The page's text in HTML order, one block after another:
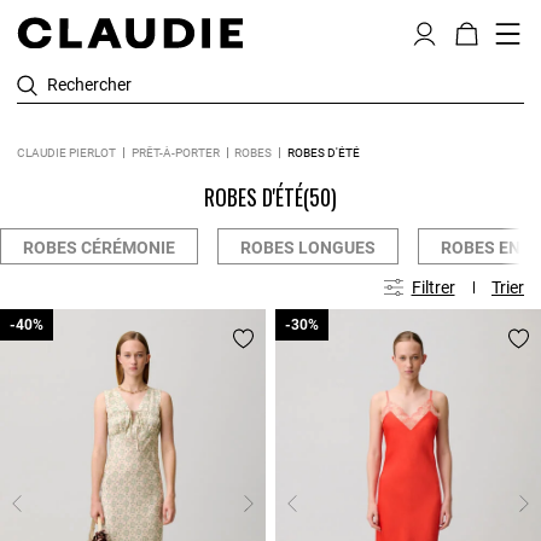
Rechercher
CLAUDIE PIERLOT PRÊT-À-PORTER ROBES ROBES D'ÉTÉ
ROBES D'ÉTÉ(50)
ROBES CÉRÉMONIE ROBES LONGUES ROBES EN
Filtrer Trier
-40%
-40% -30%
-30%